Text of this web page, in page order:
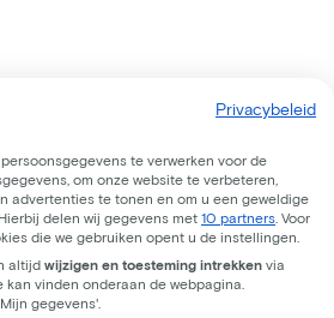
Privacybeleid
te verwerken voor de
om onze website te verbeteren,
advertenties te tonen en om u een geweldige
delen wij gegevens met 10 partners . Voor
die we gebruiken opent u de instellingen.
altijd wijzigen en toesteming intrekken via
vinden onderaan de webpagina.
gegevens'.